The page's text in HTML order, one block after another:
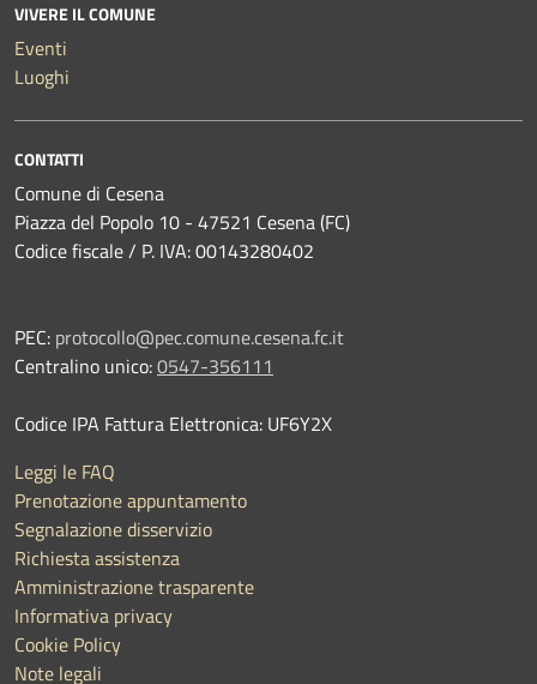
VIVERE IL COMUNE
Eventi
Luoghi
CONTATTI
Comune di Cesena
Piazza del Popolo 10 - 47521 Cesena (FC)
Codice fiscale / P. IVA: 00143280402
PEC: protocollo@pec.comune.cesena.fc.it
Centralino unico:0547-356111
Codice IPA Fattura Elettronica: UF6Y2X
Leggi le FAQ
Prenotazione appuntamento
Segnalazione disservizio
Richiesta assistenza
Amministrazione trasparente
Informativa privacy
Cookie Policy
Note legali